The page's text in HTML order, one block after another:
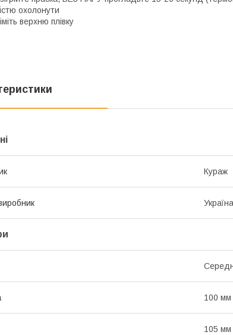
охолонути
верхню плівку
Кураж
Україна
100 мм
105 мм